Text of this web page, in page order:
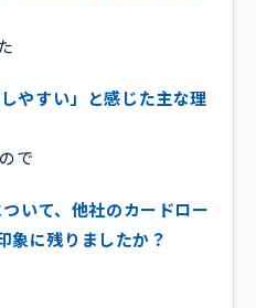
やすい」と感じた主な理
で
いて、他社のカードロー
象に残りましたか？